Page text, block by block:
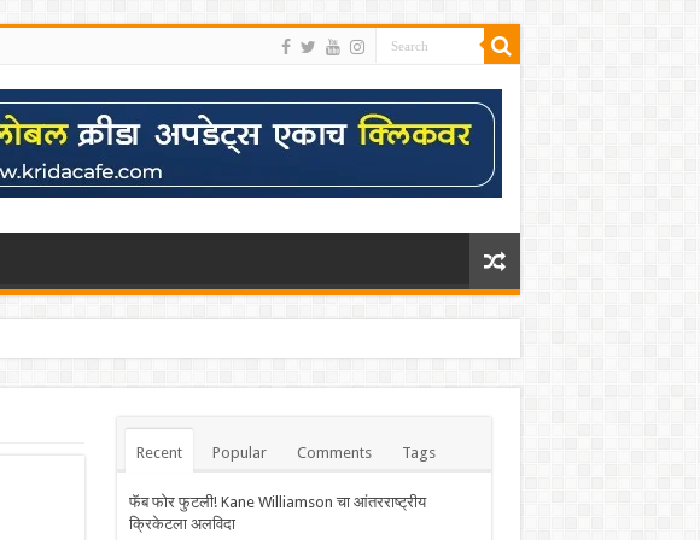
Recent Popular Comments Tags
फॅब फोर फुटली! Kane Williamson चा आंतरराष्ट्रीय
क्रिकेटला अलविदा